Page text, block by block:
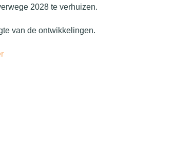
2028 te verhuizen.
van de ontwikkelingen.